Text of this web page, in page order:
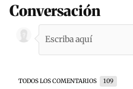
Conversación
TODOS LOS COMENTARIOS 109